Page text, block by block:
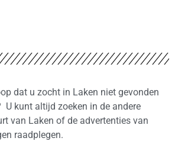
dat u zocht in Laken niet gevonden
U kunt altijd zoeken in de andere
van Laken of de advertenties van
raadplegen.